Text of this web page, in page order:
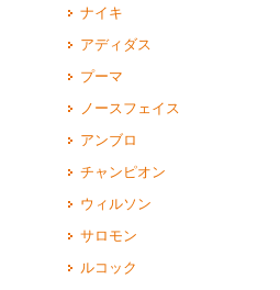
ナイキ
アディダス
プーマ
ノースフェイス
アンブロ
チャンピオン
ウィルソン
サロモン
ルコック